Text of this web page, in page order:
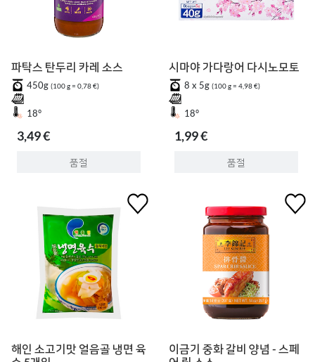
파탁스 탄두리 카레 소스
450g (100 g = 0,78 €)
18°
3,49 €
품절
시마야 가다랑어 다시노모토
8 x 5g (100 g = 4,98 €)
18°
1,99 €
품절
해인 소고기맛 얼음골 냉면 육
이금기 중화 갈비 양념 - 스페